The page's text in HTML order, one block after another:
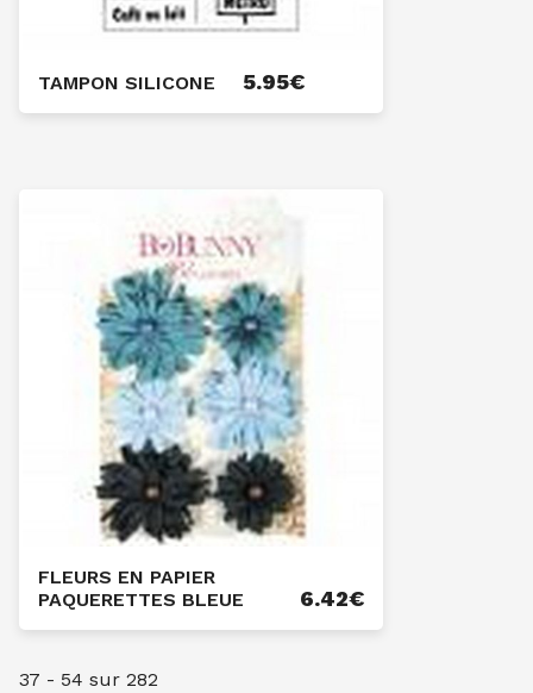
TAMPON SILICONE 5.95€
FLEURS EN PAPIER
PAQUERETTES BLEUE
6.42€
37 - 54 sur 282